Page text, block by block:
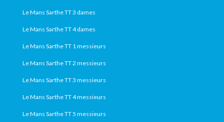
Le Mans Sarthe TT 3 dames
Le Mans Sarthe TT 4 dames
Le Mans Sarthe TT 1 messieurs
Le Mans Sarthe TT 2 messieurs
Le Mans Sarthe TT 3 messieurs
Le Mans Sarthe TT 4 messieurs
Le Mans Sarthe TT 5 messieurs